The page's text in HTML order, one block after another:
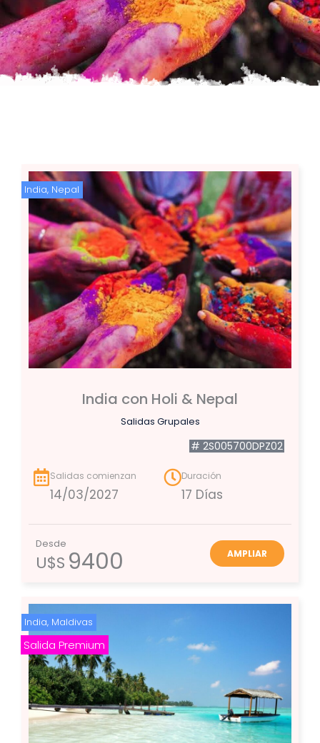
India, Nepal
India con Holi & Nepal
Salidas Grupales
# 2S005700DPZ02
Salidas comienzan
14/03/2027
Duración
17 Días
Desde
U$S 9400 AMPLIAR
India, Maldivas
Salida Premium